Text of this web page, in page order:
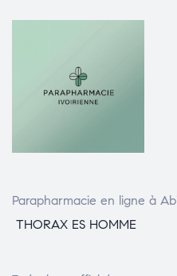
Parapharmacie en ligne à
THORAX ES HOMME